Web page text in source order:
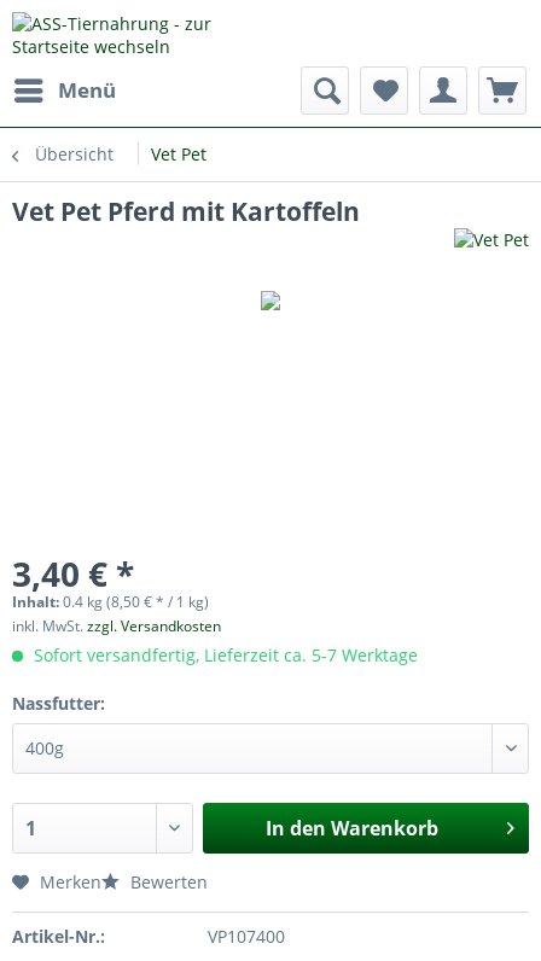
Menü
Übersicht Vet Pet
Vet Pet Pferd mit Kartoffeln
3,40 € *
Inhalt:0.4 kg (8,50 € * / 1 kg)
inkl. MwSt.zzgl. Versandkosten
Sofort versandfertig, Lieferzeit ca. 5-7 Werktage
Nassfutter:
In den Warenkorb
Merken Bewerten
Artikel-Nr.: VP107400